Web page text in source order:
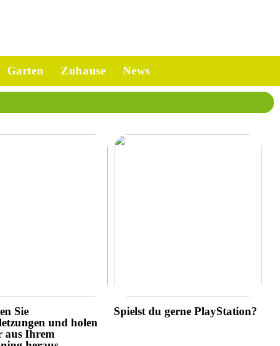
Garten Zuhause News
Sie
und holen
aus Ihrem
Spielst du gerne PlayStation?